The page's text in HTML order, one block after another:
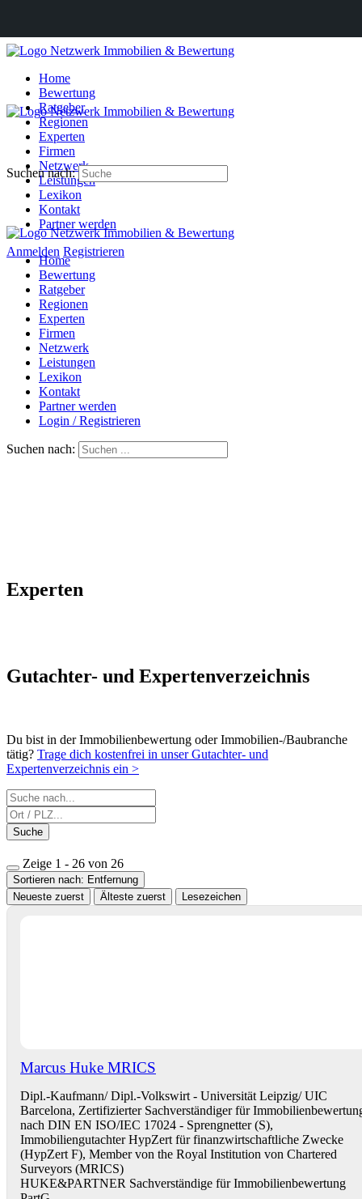
Home
Bewertung
Ratgeber
Regionen
Experten
Firmen
Netzwerk
Leistungen
Lexikon
Kontakt
Partner werden
Anmelden Registrieren
Suchen nach:
Home
Bewertung
Ratgeber
Regionen
Experten
Firmen
Netzwerk
Leistungen
Lexikon
Kontakt
Partner werden
Login / Registrieren
Suchen nach:
Experten
Gutachter- und Expertenverzeichnis
Du bist in der Immobilienbewertung oder Immobilien-/Baubranche
tätig? Trage dich kostenfrei in unser Gutachter- und
Expertenverzeichnis ein >
Suche
Zeige 1 - 26 von 26
Sortieren nach: Entfernung
Neueste zuerst
Älteste zuerst Lesezeichen
Marcus Huke MRICS
Dipl.-Kaufmann/ Dipl.-Volkswirt - Universität Leipzig/ UIC
Barcelona, Zertifizierter Sachverständiger für
nach DIN EN ISO/IEC 17024 - Sprengnetter (S),
Immobiliengutachter HypZert für finanzwirtschaftliche Zwecke
(HypZert F), Member von the Royal Institution von Chartered
Surveyors (MRICS)
HUKE&PARTNER Sachverständige für Immobilienbewertung